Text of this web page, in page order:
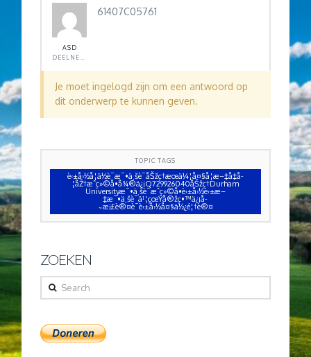
ASD
61407C05761
Je moet ingelogd zijn om een antwoord op
dit onderwerp te kunnen geven.
TOPIC TAGS
è‹±å›½å­¦ä½è¯æ¯•ä¸šè¯åŠžç†æœä¼¦å¤§å­¦æ–‡å‡­å­
¦åŽ†æˆç»©å•å¾®ä¿¡Q729926040åŠžç†Durham
Universityæ¯•ä¸šè¯æˆç»©å•è‹±å›½è‹±æ–
‡æ¯•ä¸šè¯ä¹¦çœŸå®žç•™ä¿¡å­
˜æ¡£è®¤è¯è‹±å›½å¤§ä½¿é¦†è®¤
ZOEKEN
Search